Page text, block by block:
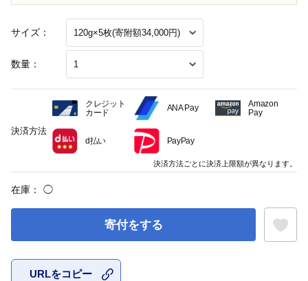
サイズ：
数量：
在庫： ◯
寄付をする
URLをコピー
決済方法
クレジット
カード
ANA Pay
Amazon
Pay
d払い PayPay
決済方法ごとに決済上限額が異なります。